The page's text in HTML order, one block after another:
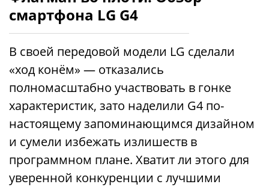
смартфона LG G4
В своей передовой модели LG сделали
«ход конём» — отказались
полномасштабно участвовать в гонке
характеристик, зато наделили G4 по-
настоящему запоминающимся дизайном
и сумели избежать излишеств в
программном плане. Хватит ли этого для
уверенной конкуренции с лучшими